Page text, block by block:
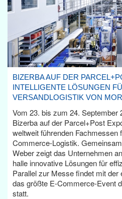
BIZERBA AUF DER
INTELLIGENTE LÖSUNGEN
VERSANDLOGISTIK VON
Vom 23. bis zum 24. September
Bizerba auf der Parcel+Post
weltweit führenden Fachmessen
Commerce-Logistik.
Weber zeigt das Unternehmen
halle innovative Lösungen für
Parallel zur Messe findet mit
das größte E-Commerce-Event
statt.